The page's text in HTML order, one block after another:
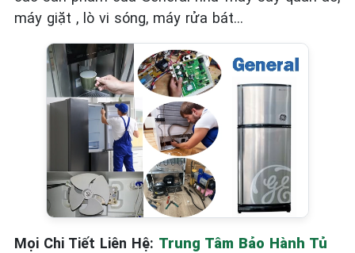
máy giặt , lò vi sóng, máy rửa bát…
Mọi Chi Tiết Liên Hệ: Trung Tâm Bảo Hành Tủ